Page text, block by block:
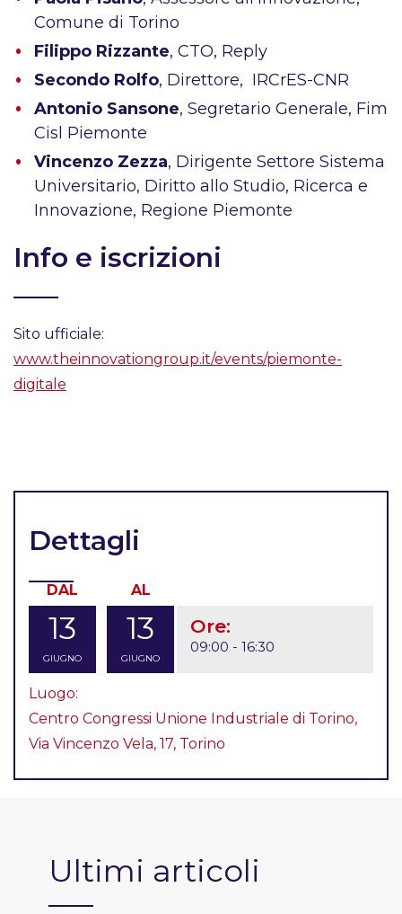
Comune di Torino
Filippo Rizzante, CTO, Reply
Secondo Rolfo, Direttore, IRCrES-CNR
Antonio Sansone, Segretario Generale, Fim
Cisl Piemonte
Vincenzo Zezza, Dirigente Settore Sistema
Universitario, Diritto allo Studio, Ricerca e
Innovazione, Regione Piemonte
Info e iscrizioni
Sito ufficiale:
www.theinnovationgroup.it/events/piemonte-
digitale
Dettagli
DAL
13
GIUGNO
AL
13
GIUGNO
Ore:
09:00 - 16:30
Luogo:
Centro Congressi Unione Industriale di Torino,
Via Vincenzo Vela, 17, Torino
Ultimi articoli